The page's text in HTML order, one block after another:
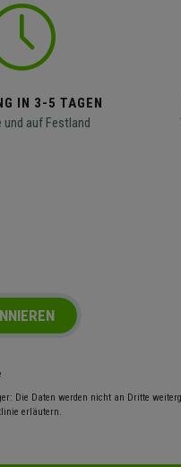
IN 3-5 TAGEN
und auf Festland
Die Daten werden nicht an Dritte
erläutern.